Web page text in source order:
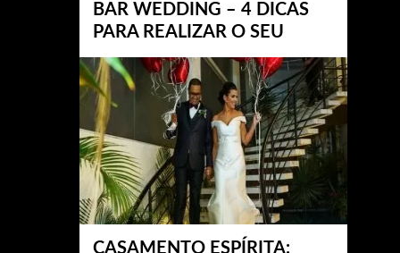
BAR WEDDING – 4 DICAS
PARA REALIZAR O SEU
CASAMENTO ESPÍRITA: